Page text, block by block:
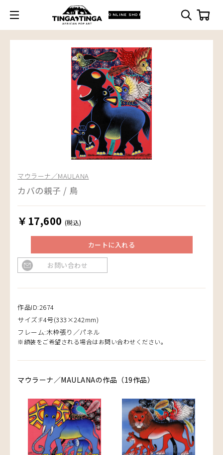
ONLINE SHOP
マウラーナ／MAULANA
カバの親子 / 鳥
￥17,600 (税込)
カートに入れる
お問い合わせ
作品ID:2674
サイズ:F4号(333×242mm)
フレーム:木枠張り／パネル
※額装をご希望される場合はお問い合わせください。
マウラーナ／MAULANAの作品（19作品）